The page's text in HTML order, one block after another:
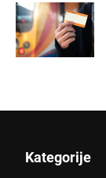
Kategorije